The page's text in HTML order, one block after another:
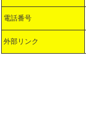
電話番号
外部リンク